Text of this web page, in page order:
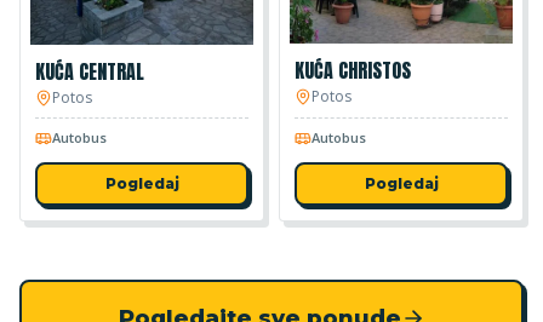
KUĆA CENTRAL
Potos
Autobus
Pogledaj
KUĆA CHRISTOS
Potos
Autobus
Pogledaj